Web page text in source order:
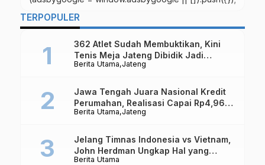
TERPOPULER
Berita Utama Jateng
362 Atlet Sudah Membuktikan, Kini
Tenis Meja Jateng Dibidik Jadi
Kekuatan Nasional
Berita Utama Jateng
Jawa Tengah Juara Nasional Kredit
Perumahan, Realisasi Capai Rp4,96
Triliun
Berita Utama
Jelang Timnas Indonesia vs Vietnam,
John Herdman Ungkap Hal yang
Dipertaruhkan